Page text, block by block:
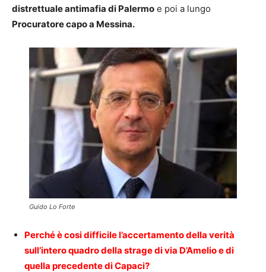
distrettuale antimafia di Palermo e poi a lungo
Procuratore capo a Messina.
Guido Lo Forte
Perché è cosi difficile l’accertamento della verità
sull’intero quadro della strage di via D’Amelio e di
quella precedente di Capaci?